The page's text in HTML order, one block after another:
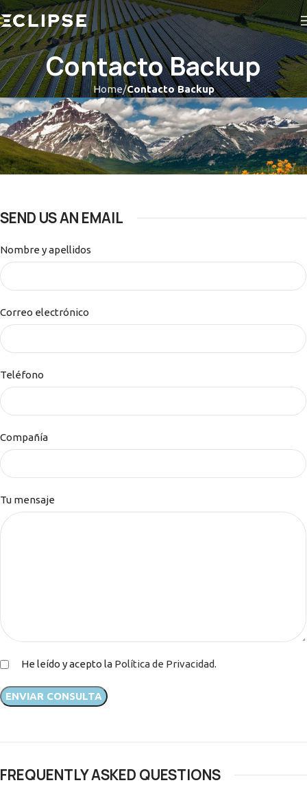
Contacto Backup
Home Contacto Backup
SEND US AN EMAIL
Nombre y apellidos
Correo electrónico
Teléfono
Compañía
Tu mensaje
He leído y acepto la Política de Privacidad.
FREQUENTLY ASKED QUESTIONS